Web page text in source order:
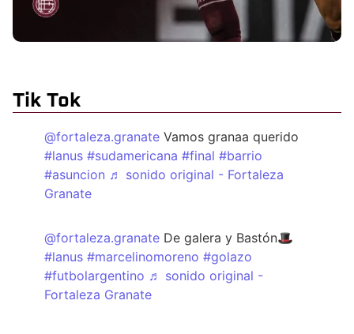
Tik Tok
@fortaleza.granate Vamos granaa querido
#lanus #sudamericana #final #barrio
#asuncion ♬ sonido original - Fortaleza
Granate
@fortaleza.granate De galera y Bastón🎩
#lanus #marcelinomoreno #golazo
#futbolargentino ♬ sonido original -
Fortaleza Granate